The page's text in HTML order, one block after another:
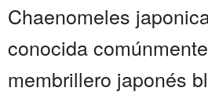
Chaenomeles
conocida
membrillero japonés